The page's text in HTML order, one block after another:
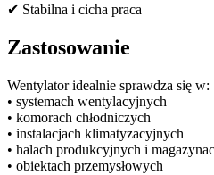
✔ Stabilna i cicha praca
Zastosowanie
Wentylator idealnie sprawdza się w:
• systemach wentylacyjnych
• komorach chłodniczych
• instalacjach klimatyzacyjnych
• halach produkcyjnych i
• obiektach przemysłowych